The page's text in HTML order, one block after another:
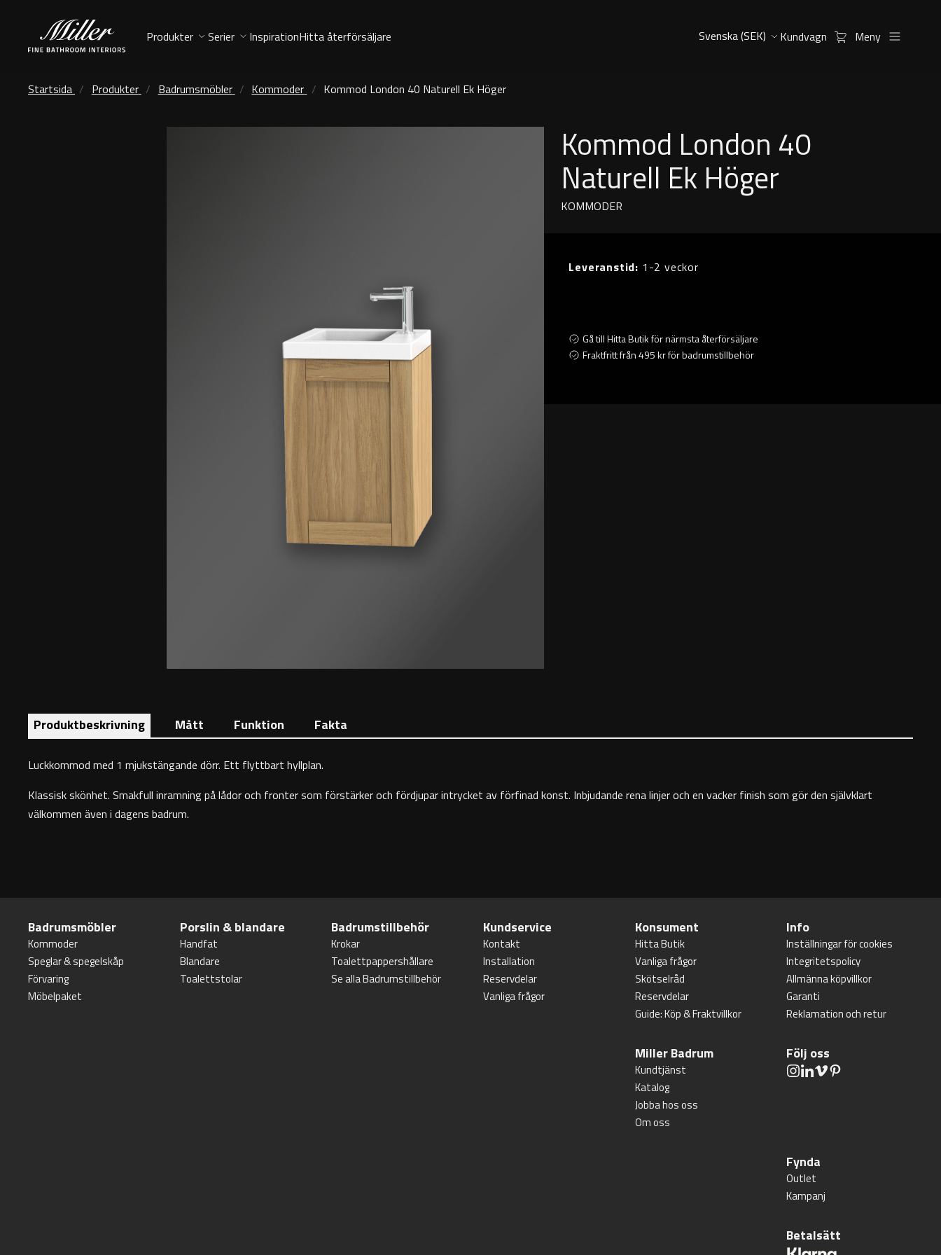
Produkter Serier InspirationHitta återförsäljare Kundvagn Meny
Startsida Produkter Badrumsmöbler Kommoder Kommod London 40 Naturell Ek Höger
Kommod London 40
Naturell Ek Höger
KOMMODER
Leveranstid: 1-2 veckor
Gå till Hitta Butik för närmsta återförsäljare
Fraktfritt från 495 kr för badrumstillbehör
Produktbeskrivning Mått Funktion Fakta
Luckkommod med 1 mjukstängande dörr. Ett flyttbart hyllplan.
Klassisk skönhet. Smakfull inramning på lådor och fronter som förstärker och fördjupar intrycket av förfinad konst. Inbjudande rena linjer och en vacker finish som gör den självklart
välkommen även i dagens badrum.
Badrumsmöbler
Kommoder
Speglar & spegelskåp
Förvaring
Möbelpaket
Porslin & blandare
Handfat
Blandare
Toalettstolar
Badrumstillbehör
Krokar
Toalettpappershållare
Se alla Badrumstillbehör
Kundservice
Kontakt
Installation
Reservdelar
Vanliga frågor
Konsument
Hitta Butik
Vanliga frågor
Skötselråd
Reservdelar
Guide: Köp & Fraktvillkor
Info
Inställningar för cookies
Integritetspolicy
Allmänna köpvillkor
Garanti
Reklamation och retur
Miller Badrum
Kundtjänst
Katalog
Jobba hos oss
Om oss
Följ oss
Fynda
Outlet
Kampanj
Betalsätt